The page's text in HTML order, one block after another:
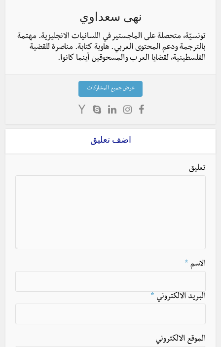
نهى سعداوي
تونسيّة، متحصلة على الماجستير في اللسانيات الانجليزية. مهتمة
بالترجمة ودعم المحتوى العربي. هاوية كتابة. مناصرة للقضية
الفلسطينية، لقضايا العرب والمسحوقين أينما كانوا.
عرض جميع المشاركات
اضف تعليق
تعليق
الاسم *
البريد الالكتروني *
الموقع الالكتروني